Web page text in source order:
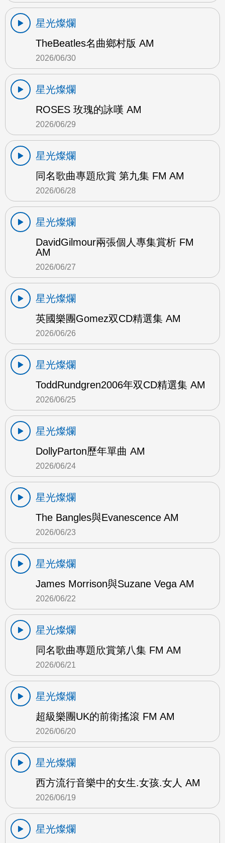
星光燦爛
TheBeatles名曲鄉村版 AM
2026/06/30
星光燦爛
ROSES 玫瑰的詠嘆 AM
2026/06/29
星光燦爛
同名歌曲專題欣賞 第九集 FM AM
2026/06/28
星光燦爛
DavidGilmour兩張個人專集賞析 FM
AM
2026/06/27
星光燦爛
英國樂團Gomez双CD精選集 AM
2026/06/26
星光燦爛
ToddRundgren2006年双CD精選集 AM
2026/06/25
星光燦爛
DollyParton歷年單曲 AM
2026/06/24
星光燦爛
The Bangles與Evanescence AM
2026/06/23
星光燦爛
James Morrison與Suzane Vega AM
2026/06/22
星光燦爛
同名歌曲專題欣賞第八集 FM AM
2026/06/21
星光燦爛
超級樂團UK的前衛搖滾 FM AM
2026/06/20
星光燦爛
西方流行音樂中的女生.女孩.女人 AM
2026/06/19
星光燦爛